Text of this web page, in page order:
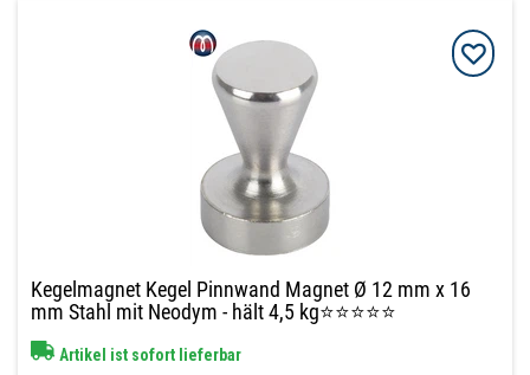
Kegelmagnet Kegel Pinnwand Magnet Ø 12 mm x 16
mm Stahl mit Neodym - hält 4,5 kg⭐⭐⭐⭐⭐
Artikel ist sofort lieferbar